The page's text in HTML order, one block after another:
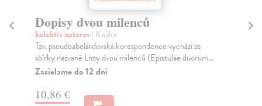
Dopisy dvou milenců
kolektív autorov| Kniha
Tzv. pseudoabelárdovská korespondence vychází ze
sbírky nazvané Listy dvou milenců (Epistulae duorum...
Zasielame do 12 dní
10,86 €